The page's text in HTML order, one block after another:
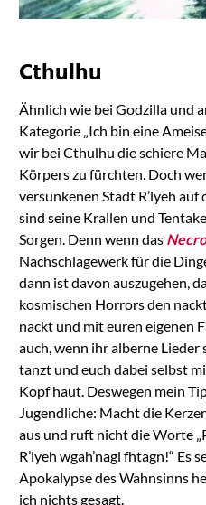
Cthulhu
Ähnlich wie bei Godzilla und
Kategorie „Ich bin eine
wir bei Cthulhu die schiere
Körpers zu fürchten. Doch
versunkenen Stadt R’lyeh
sind seine Krallen und
Sorgen. Denn wenn das
Nachschlagewerk für die
dann ist davon auszugehen,
kosmischen Horrors den
nackt und mit euren eigenen
auch, wenn ihr alberne
tanzt und euch dabei selbst
Kopf haut. Deswegen mein
Jugendliche: Macht die
aus und ruft nicht die Worte
R’lyeh wgah’nagl fhtagn!“ Es
Apokalypse des Wahnsinns
ich nichts gesagt.